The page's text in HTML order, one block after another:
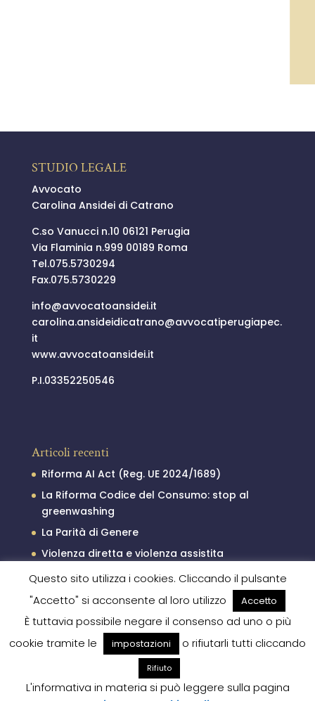
STUDIO LEGALE
Avvocato
Carolina Ansidei di Catrano
C.so Vanucci n.10 06121 Perugia
Via Flaminia n.999 00189 Roma
Tel.075.5730294
Fax.075.5730229
info@avvocatoansidei.it
carolina.ansideidicatrano@avvocatiperugiapec.
it
www.avvocatoansidei.it
P.I.03352250546
Articoli recenti
Riforma AI Act (Reg. UE 2024/1689)
La Riforma Codice del Consumo: stop al
greenwashing
La Parità di Genere
Violenza diretta e violenza assistita
Il processo penale minorile
Questo sito utilizza i cookies. Cliccando il pulsante
"Accetto" si acconsente al loro utilizzo
Accetto
È tuttavia possibile negare il consenso ad uno o più
cookie tramite le
impostazioni o rifiutarli tutti cliccando
Rifiuto
L'informativa in materia si può leggere sulla pagina